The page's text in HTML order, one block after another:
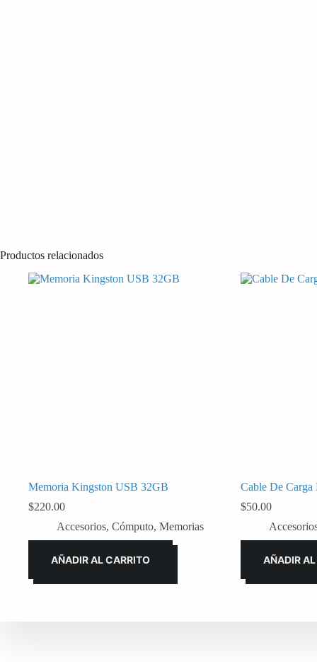
Productos relacionados
Memoria Kingston USB 32GB
$220.00
Accesorios, Cómputo, Memorias
AÑADIR AL CARRITO
Cable De Carga
$50.00
AÑADIR